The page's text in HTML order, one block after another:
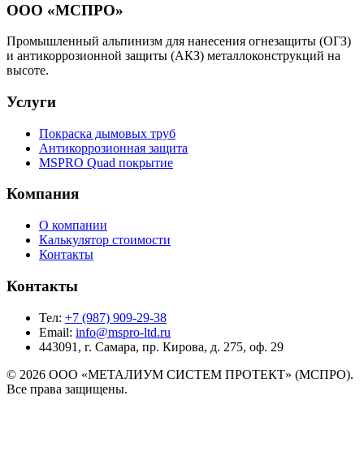
ООО «МСПРО»
Промышленный альпинизм для нанесения огнезащиты (ОГЗ)
и антикоррозионной защиты (АКЗ) металлоконструкций на
высоте.
Услуги
Покраска дымовых труб
Антикоррозионная защита
MSPRO Quad покрытие
Компания
О компании
Калькулятор стоимости
Контакты
Контакты
Тел: +7 (987) 909-29-38
Email: info@mspro-ltd.ru
443091, г. Самара, пр. Кирова, д. 275, оф. 29
© 2026 ООО «МЕТАЛИУМ СИСТЕМ ПРОТЕКТ» (МСПРО).
Все права защищены.